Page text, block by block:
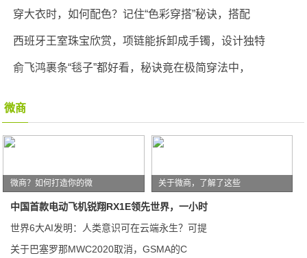
穿大衣时，如何配色？记住“色彩穿搭”秘诀，搭配
西班牙王室珠宝欣赏，项链能拆卸成手镯，设计独特
俞飞鸿裹条“毯子”都好看，秘诀竟在极简穿法中，
微商
微商？如何打造你的微 关于微商，了解了这些
中国首款电动飞机锐翔RX1E领先世界，一小时
世界6大AI发明：人类意识可在云端永生？可提
关于巴塞罗那MWC2020取消，GSMA的C